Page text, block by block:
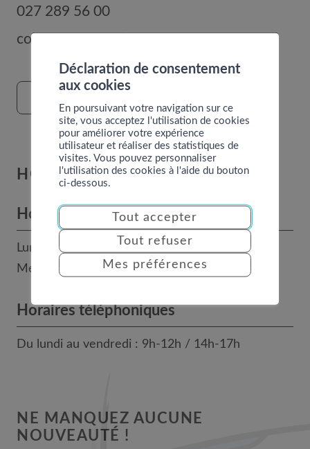
027 289 56 00
commune@nendaz.org
HORAIRES
Horaires des bureaux
Lundi, mardi, jeudi et vendredi : 8h - 12h
Mercredi : 14h - 17h
Horaires téléphoniques
Du lundi au vendredi : 9h-12h / 14h-17h
NE MANQUEZ AUCUNE
NOUVEAUTÉ !
Déclaration de consentement
aux cookies
En poursuivant votre navigation sur ce
site, vous acceptez l'utilisation de cookies
pour améliorer votre expérience
utilisateur et réaliser des statistiques de
visites. Vous pouvez personnaliser
l'utilisation des cookies à l'aide du bouton
ci-dessous.
Tout accepter
Tout refuser
Mes préférences